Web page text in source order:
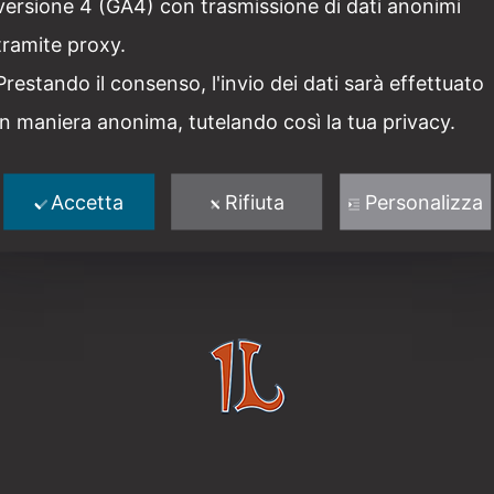
are the Library hours, and do I need an
4 (GA4) con trasmissione di dati anonimi
proxy.
il consenso, l'invio dei dati sarà effettuato
maniera anonima, tutelando così la tua privacy.
Accetta Rifiuta Personalizza